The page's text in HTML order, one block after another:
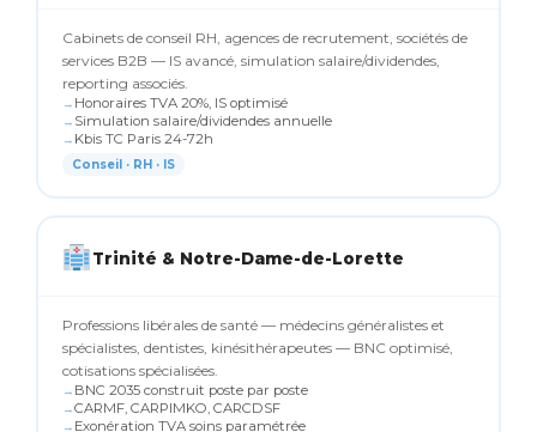
Cabinets de conseil RH, agences de recrutement, sociétés de
services B2B — IS avancé, simulation salaire/dividendes,
reporting associés.
Honoraires TVA 20%, IS optimisé
Simulation salaire/dividendes annuelle
Kbis TC Paris 24-72h
Conseil · RH · IS
Trinité & Notre-Dame-de-Lorette
Professions libérales de santé — médecins généralistes et
spécialistes, dentistes, kinésithérapeutes — BNC optimisé,
cotisations spécialisées.
BNC 2035 construit poste par poste
CARMF, CARPIMKO, CARCDSF
Exonération TVA soins paramétrée